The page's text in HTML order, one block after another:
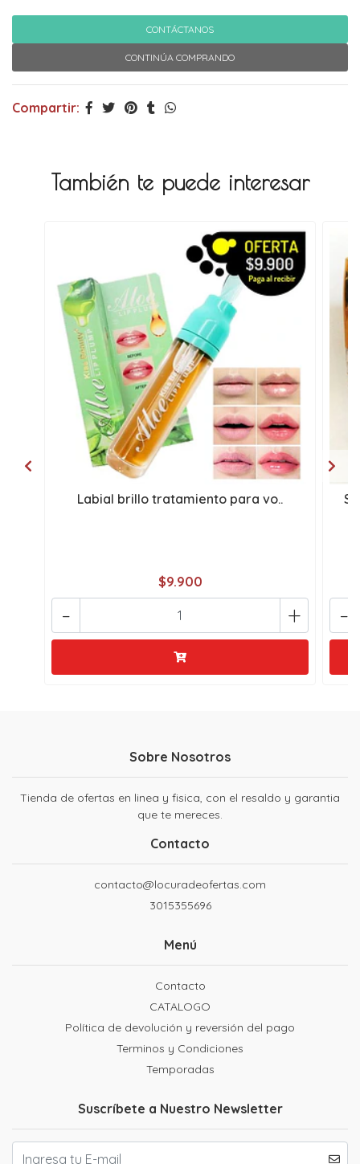
CONTÁCTANOS
CONTINÚA COMPRANDO
Compartir:
También te puede interesar
Labial brillo tratamiento para vo..
$9.900
+
- -
Sobre Nosotros
Tienda de ofertas en linea y fisica, con el resaldo y garantia
que te mereces.
Contacto
contacto@locuradeofertas.com
3015355696
Menú
Contacto
CATALOGO
Política de devolución y reversión del pago
Terminos y Condiciones
Temporadas
Suscríbete a Nuestro Newsletter